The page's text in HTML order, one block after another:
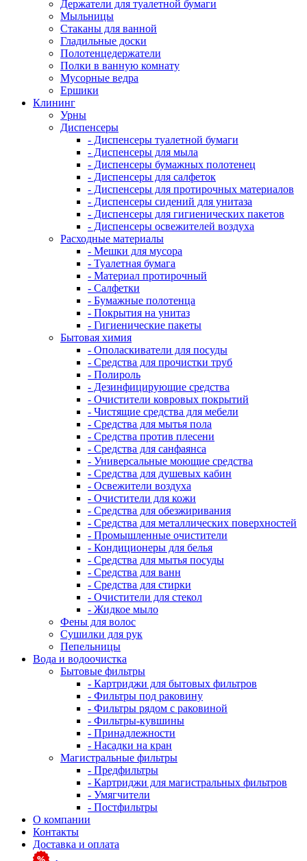
Держатели для туалетной бумаги
Мыльницы
Стаканы для ванной
Гладильные доски
Полотенцедержатели
Полки в ванную комнату
Мусорные ведра
Ершики
Клининг
Урны
Диспенсеры
- Диспенсеры туалетной бумаги
- Диспенсеры для мыла
- Диспенсеры бумажных полотенец
- Диспенсеры для салфеток
- Диспенсеры для протирочных материалов
- Диспенсеры сидений для унитаза
- Диспенсеры для гигиенических пакетов
- Диспенсеры освежителей воздуха
Расходные материалы
- Мешки для мусора
- Туалетная бумага
- Материал протирочный
- Салфетки
- Бумажные полотенца
- Покрытия на унитаз
- Гигиенические пакеты
Бытовая химия
- Ополаскиватели для посуды
- Средства для прочистки труб
- Полироль
- Дезинфицирующие средства
- Очистители ковровых покрытий
- Чистящие средства для мебели
- Средства для мытья пола
- Средства против плесени
- Средства для санфаянса
- Универсальные моющие средства
- Средства для душевых кабин
- Освежители воздуха
- Очистители для кожи
- Средства для обезжиривания
- Средства для металлических поверхностей
- Промышленные очистители
- Кондиционеры для белья
- Средства для мытья посуды
- Средства для ванн
- Средства для стирки
- Очистители для стекол
- Жидкое мыло
Фены для волос
Сушилки для рук
Пепельницы
Вода и водоочистка
Бытовые фильтры
- Картриджи для бытовых фильтров
- Фильтры под раковину
- Фильтры рядом с раковиной
- Фильтры-кувшины
- Принадлежности
- Насадки на кран
Магистральные фильтры
- Предфильтры
- Картриджи для магистральных фильтров
- Умягчители
- Постфильтры
О компании
Контакты
Доставка и оплата